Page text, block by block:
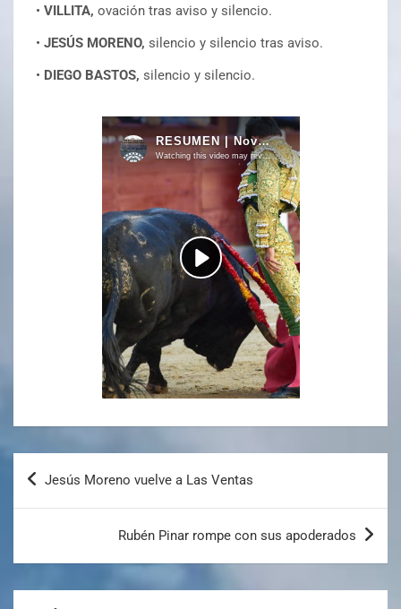
• VILLITA, ovación tras aviso y silencio.
• JESÚS MORENO, silencio y silencio tras aviso.
• DIEGO BASTOS, silencio y silencio.
Jesús Moreno vuelve a Las Ventas
Rubén Pinar rompe con sus apoderados